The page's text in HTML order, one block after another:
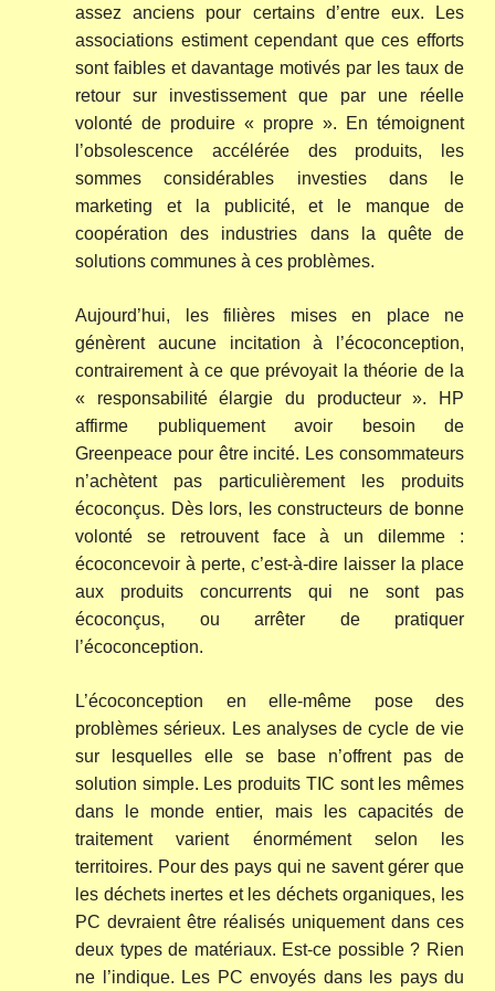
assez anciens pour certains d’entre eux. Les
associations estiment cependant que ces efforts
sont faibles et davantage motivés par les taux de
retour sur investissement que par une réelle
volonté de produire « propre ». En témoignent
l’obsolescence accélérée des produits, les
sommes considérables investies dans le
marketing et la publicité, et le manque de
coopération des industries dans la quête de
solutions communes à ces problèmes.
Aujourd’hui, les filières mises en place ne
génèrent aucune incitation à l’écoconception,
contrairement à ce que prévoyait la théorie de la
« responsabilité élargie du producteur ». HP
affirme publiquement avoir besoin de
Greenpeace pour être incité. Les consommateurs
n’achètent pas particulièrement les produits
écoconçus. Dès lors, les constructeurs de bonne
volonté se retrouvent face à un dilemme :
écoconcevoir à perte, c’est-à-dire laisser la place
aux produits concurrents qui ne sont pas
écoconçus, ou arrêter de pratiquer
l’écoconception.
L’écoconception en elle-même pose des
problèmes sérieux. Les analyses de cycle de vie
sur lesquelles elle se base n’offrent pas de
solution simple. Les produits TIC sont les mêmes
dans le monde entier, mais les capacités de
traitement varient énormément selon les
territoires. Pour des pays qui ne savent gérer que
les déchets inertes et les déchets organiques, les
PC devraient être réalisés uniquement dans ces
deux types de matériaux. Est-ce possible ? Rien
ne l’indique. Les PC envoyés dans les pays du